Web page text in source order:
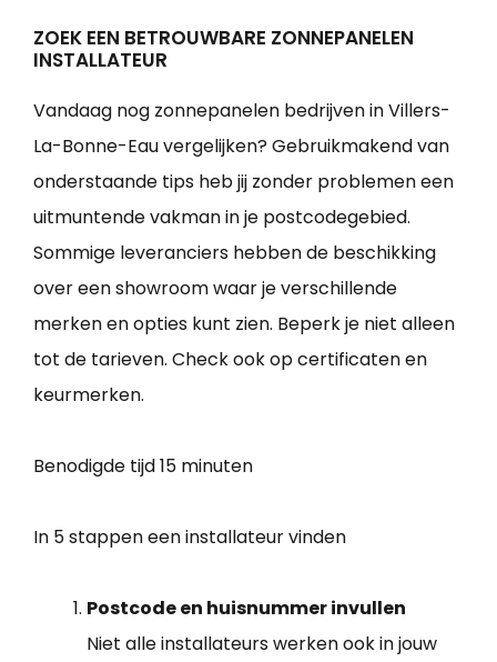
ZOEK EEN BETROUWBARE ZONNEPANELEN
INSTALLATEUR
Vandaag nog zonnepanelen bedrijven in Villers-
La-Bonne-Eau vergelijken? Gebruikmakend van
onderstaande tips heb jij zonder problemen een
uitmuntende vakman in je postcodegebied.
Sommige leveranciers hebben de beschikking
over een showroom waar je verschillende
merken en opties kunt zien. Beperk je niet alleen
tot de tarieven. Check ook op certificaten en
keurmerken.
Benodigde tijd15 minuten
In 5 stappen een installateur vinden
Postcode en huisnummer invullen
Niet alle installateurs werken ook in jouw